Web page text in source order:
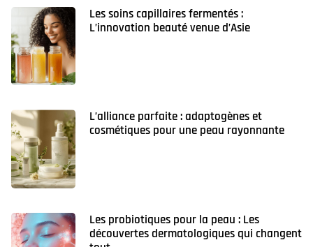
Les soins capillaires fermentés :
L’innovation beauté venue d’Asie
L’alliance parfaite : adaptogènes et
cosmétiques pour une peau rayonnante
Les probiotiques pour la peau : Les
découvertes dermatologiques qui changent